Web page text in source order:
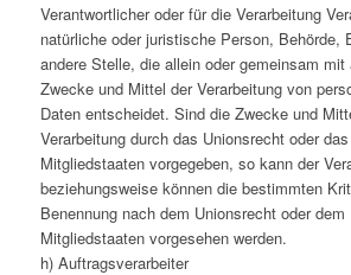
Verantwortlicher oder für die Verarbeitung
natürliche oder juristische Person, Behörde,
andere Stelle, die allein oder gemeinsam mit
Zwecke und Mittel der Verarbeitung von
Daten entscheidet. Sind die Zwecke und
Verarbeitung durch das Unionsrecht oder
Mitgliedstaaten vorgegeben, so kann der
beziehungsweise können die bestimmten
Benennung nach dem Unionsrecht oder dem
Mitgliedstaaten vorgesehen werden.
h) Auftragsverarbeiter